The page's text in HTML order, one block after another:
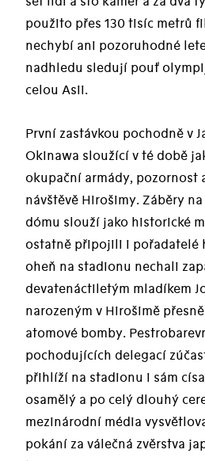
použito přes 130 tisíc metrů
nechybí ani pozoruhodné
nadhledu sledují pouť
celou Asii.
První zastávkou pochodně v
Okinawa sloužící v té době
okupační armády, pozornost
návštěvě Hirošimy. Záběry
dómu slouží jako historické
ostatně připojili i pořadatelé
oheň na stadionu nechali
devatenáctiletým mladíkem
narozeným v Hirošimě
atomové bomby.
pochodujících delegací
přihlíží na stadionu i sám
osamělý a po celý dlouhý
mezinárodní média
pokání za válečná zvěrstva